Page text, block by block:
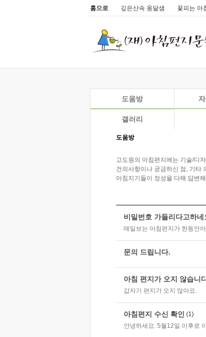
홈으로 깊은산속 옹달샘 꽃피는 아
도움방
갤러리
도움방
고도원의 아침편지에는 기술/디
건의사항이나 궁금하신 점, 기타
아침지기들이 정성을 다해 답변
비밀번호 가들리다고하네
매일보는 아침편지가 한동안
문의 드립니다.
아침 편지가 오지 않습니
갑자기 편지가 오지 않아요.
아침편지 수신 확인 (1)
안녕하세요. 5월12일 이후로